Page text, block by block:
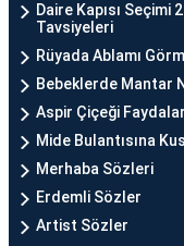
Daire Kapısı Seçimi
Tavsiyeleri
Rüyada Ablamı
Bebeklerde Mantar
Aspir Çiçeği
Mide Bulantısına
Merhaba Sözleri
Erdemli Sözler
Artist Sözler